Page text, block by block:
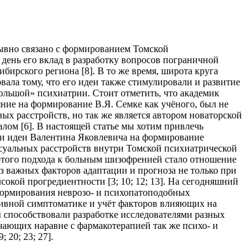
связано с формированием Томской
его вклад в разработку вопросов пограничной
региона [8]. В то же время, широта круга
тому, что его идеи также стимулировали и развитие
психиатрии. Стоит отметить, что академик
на формирование В.Я. Семке как учёного, был не
расстройств, но так же является автором новаторской
[6]. В настоящей статье мы хотим привлечь
идеи Валентина Яковлевича на формирование
расстройств внутри Томской психиатрической
подхода к больным шизофренией стало отношение
факторов адаптации и прогноза не только при
прогредиентности [3; 10; 12; 13]. На сегодняшний
неврозо- и психопатоподобных
симптоматике и учёт факторов влияющих на
разработке исследователями разных
наравне с фармакотерапией так же психо- и
20; 23; 27].